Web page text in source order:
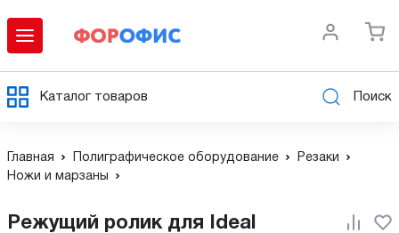
Каталог товаров Поиск
Главная Полиграфическое оборудование
Резаки
Ножи и марзаны
Режущий ролик для Ideal